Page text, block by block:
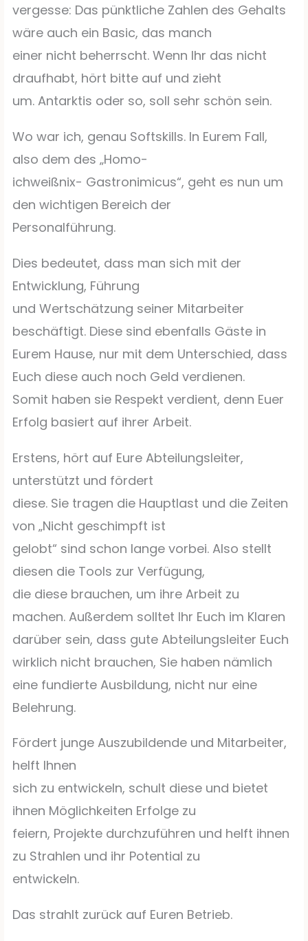
vergesse: Das pünktliche Zahlen des Gehalts
wäre auch ein Basic, das manch
einer nicht beherrscht. Wenn Ihr das nicht
draufhabt, hört bitte auf und zieht
um. Antarktis oder so, soll sehr schön sein.
Wo war ich, genau Softskills. In Eurem Fall,
also dem des „Homo-
ichweißnix- Gastronimicus“, geht es nun um
den wichtigen Bereich der
Personalführung.
Dies bedeutet, dass man sich mit der
Entwicklung, Führung
und Wertschätzung seiner Mitarbeiter
beschäftigt. Diese sind ebenfalls Gäste in
Eurem Hause, nur mit dem Unterschied, dass
Euch diese auch noch Geld verdienen.
Somit haben sie Respekt verdient, denn Euer
Erfolg basiert auf ihrer Arbeit.
Erstens, hört auf Eure Abteilungsleiter,
unterstützt und fördert
diese. Sie tragen die Hauptlast und die Zeiten
von „Nicht geschimpft ist
gelobt“ sind schon lange vorbei. Also stellt
diesen die Tools zur Verfügung,
die diese brauchen, um ihre Arbeit zu
machen. Außerdem solltet Ihr Euch im Klaren
darüber sein, dass gute Abteilungsleiter Euch
wirklich nicht brauchen, Sie haben nämlich
eine fundierte Ausbildung, nicht nur eine
Belehrung.
Fördert junge Auszubildende und Mitarbeiter,
helft Ihnen
sich zu entwickeln, schult diese und bietet
ihnen Möglichkeiten Erfolge zu
feiern, Projekte durchzuführen und helft ihnen
zu Strahlen und ihr Potential zu
entwickeln.
Das strahlt zurück auf Euren Betrieb.